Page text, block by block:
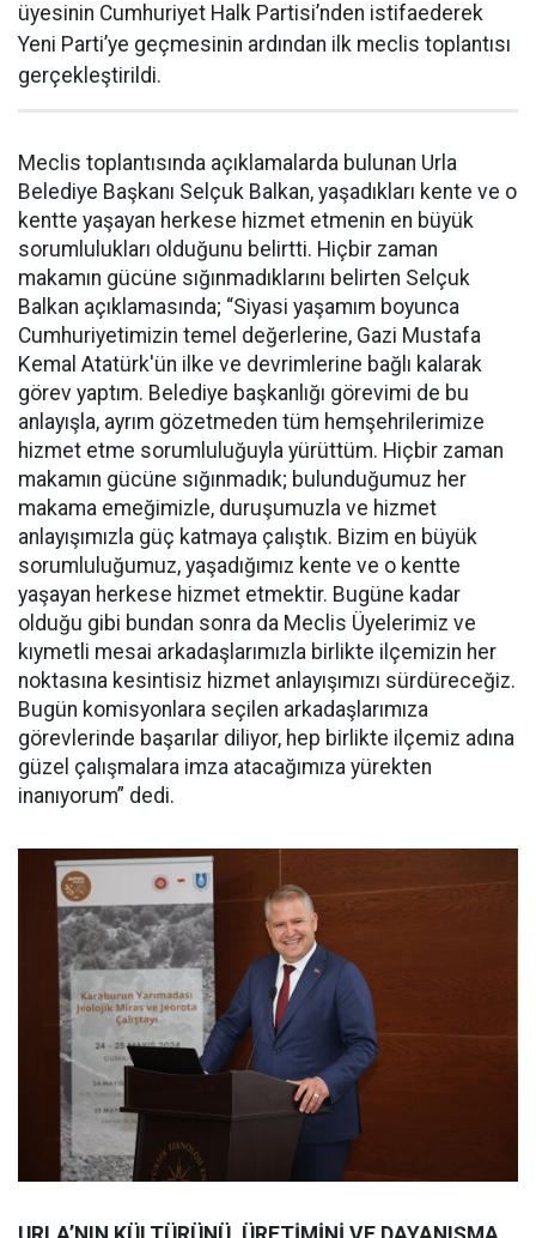
üyesinin Cumhuriyet Halk Partisi’nden istifaederek
Yeni Parti’ye geçmesinin ardından ilk meclis toplantısı
gerçekleştirildi.
Meclis toplantısında açıklamalarda bulunan Urla
Belediye Başkanı Selçuk Balkan, yaşadıkları kente ve o
kentte yaşayan herkese hizmet etmenin en büyük
sorumlulukları olduğunu belirtti. Hiçbir zaman
makamın gücüne sığınmadıklarını belirten Selçuk
Balkan açıklamasında; “Siyasi yaşamım boyunca
Cumhuriyetimizin temel değerlerine, Gazi Mustafa
Kemal Atatürk'ün ilke ve devrimlerine bağlı kalarak
görev yaptım. Belediye başkanlığı görevimi de bu
anlayışla, ayrım gözetmeden tüm hemşehrilerimize
hizmet etme sorumluluğuyla yürüttüm. Hiçbir zaman
makamın gücüne sığınmadık; bulunduğumuz her
makama emeğimizle, duruşumuzla ve hizmet
anlayışımızla güç katmaya çalıştık. Bizim en büyük
sorumluluğumuz, yaşadığımız kente ve o kentte
yaşayan herkese hizmet etmektir. Bugüne kadar
olduğu gibi bundan sonra da Meclis Üyelerimiz ve
kıymetli mesai arkadaşlarımızla birlikte ilçemizin her
noktasına kesintisiz hizmet anlayışımızı sürdüreceğiz.
Bugün komisyonlara seçilen arkadaşlarımıza
görevlerinde başarılar diliyor, hep birlikte ilçemiz adına
güzel çalışmalara imza atacağımıza yürekten
inanıyorum” dedi.